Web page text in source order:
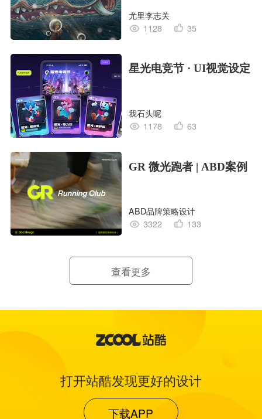
尤里李志关
1128
35
星光电竞节 · UI视觉设定
我石头呢
1178
63
GR 微光跑者 | ABD案例
ABD品牌策略设计
3322
133
查看更多
打开站酷发现更好的设计
下载APP